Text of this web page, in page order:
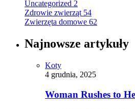
Uncategorized 2
Zdrowie zwierząt 54
Zwierzęta domowe 62
Najnowsze artykuły
Koty
4 grudnia, 2025
Woman Rushes to